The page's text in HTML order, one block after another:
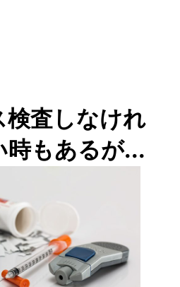
検査しなけれ
時もあるが...